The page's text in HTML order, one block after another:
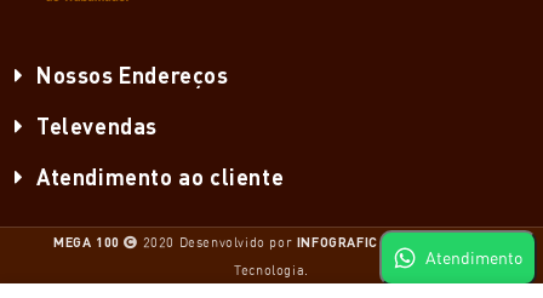
Nossos Endereços
Televendas
Atendimento ao cliente
MEGA 100 2020 Desenvolvido por INFOGRAFIC.Infraestrutura e
Tecnologia.
Atendimento